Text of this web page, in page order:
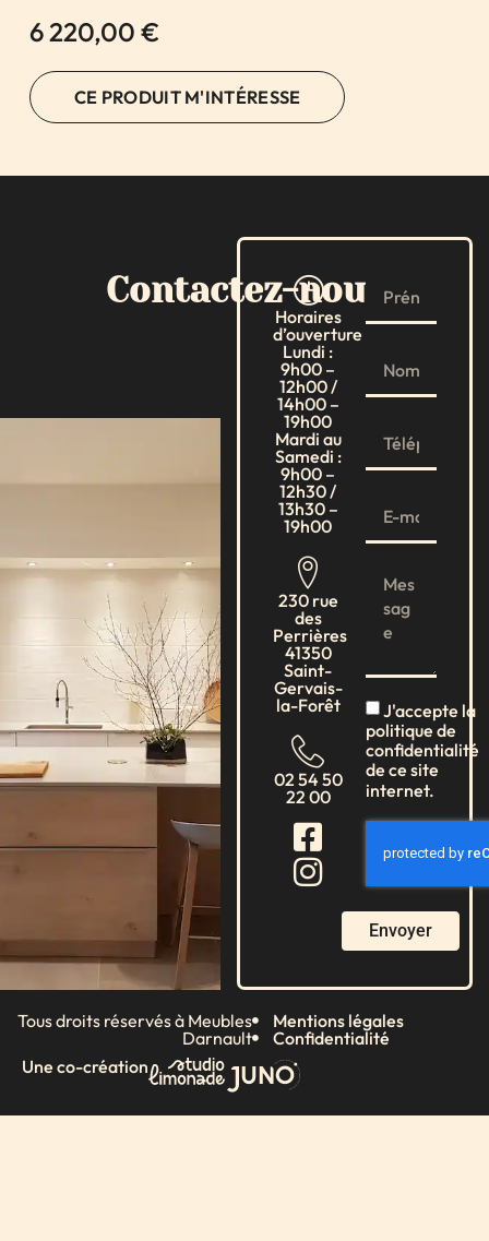
6 220,00 €
CE PRODUIT M'INTÉRESSE
Contactez-nous
Horaires
d’ouverture
Lundi :
9h00 –
12h00 /
14h00 –
19h00
Mardi au
Samedi :
9h00 –
12h30 /
13h30 –
19h00
230 rue
des
Perrières
41350
Saint-
Gervais-
la-Forêt
02 54 50
22 00
J'accepte la
politique de
confidentialité
de ce site
internet.
Envoyer
Tous droits réservés à Meubles
Darnault
Mentions légales
Confidentialité
Une co-création